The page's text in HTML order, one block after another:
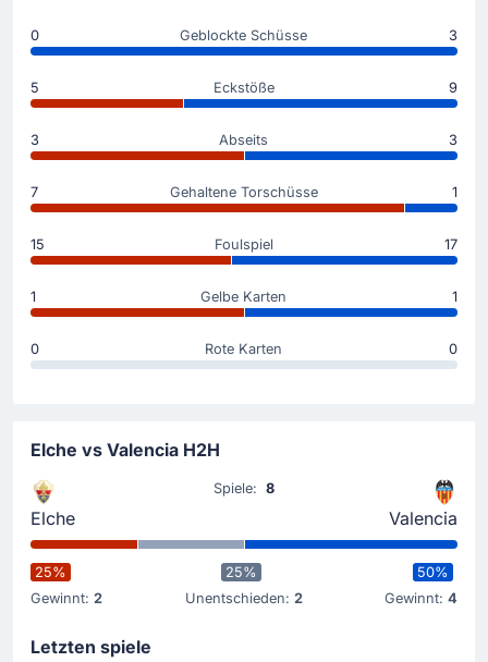
0 Geblockte Schüsse 3
5 Eckstöße 9
3 Abseits 3
7 Gehaltene Torschüsse 1
15 Foulspiel 17
1 Gelbe Karten 1
0 Rote Karten 0
Elche vs Valencia H2H
Elche
Spiele: 8
Valencia
25%
Gewinnt: 2
25%
Unentschieden: 2
50%
Gewinnt: 4
Letzten spiele